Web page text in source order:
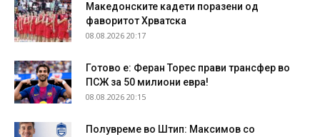
Македонските кадети поразени од
фаворитот Хрватска
08.08.2026 20:17
Готово е: Феран Торес прави трансфер во
ПСЖ за 50 милиони евра!
08.08.2026 20:15
Полувреме во Штип: Максимов со